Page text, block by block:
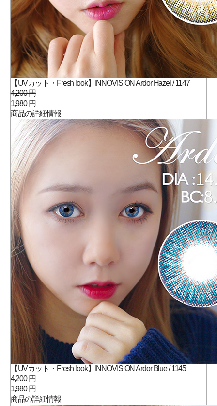
【UVカット・Fresh look】INNOVISION Ardor Hazel / 1147
4,200 円
1,980 円
商品の詳細情報
【UVカット・Fresh look】INNOVISION Ardor Blue / 1145
4,200 円
1,980 円
商品の詳細情報